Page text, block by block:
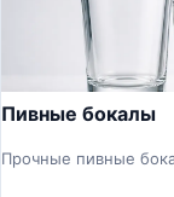
Пивные бокалы
Прочные пивные